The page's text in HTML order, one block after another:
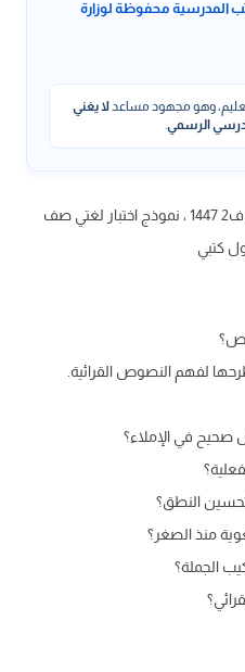
المدرسية محفوظة لوزارة
وهو مجهود مساعدلا يغني
الرسمي.
اختبار لغتي الفترة الأولى ثالث ابتدائي ف2 1447 ، نموذج اختبار لغتي صف
كتبي
لفهم النصوص القرائية.
صحيح في الإملاء؟
النطق؟
منذ الصغر؟
الجملة؟